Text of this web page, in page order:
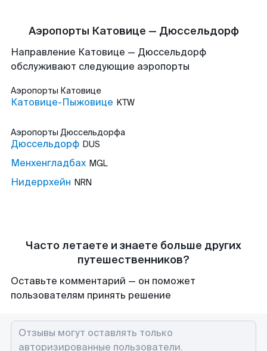
Аэропорты Катовице — Дюссельдорф
Направление Катовице — Дюссельдорф
обслуживают следующие аэропорты
Аэропорты Катовице
Катовице-Пыжовице KTW
Аэропорты Дюссельдорфа
Дюссельдорф DUS
Менхенгладбах MGL
Нидеррхейн NRN
Часто летаете и знаете больше других
путешественников?
Оставьте комментарий — он поможет
пользователям принять решение